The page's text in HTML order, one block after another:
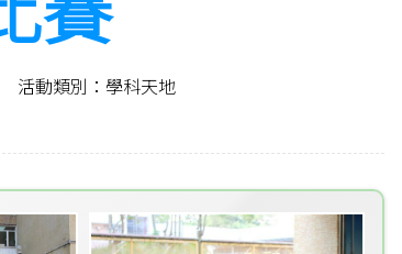
活動類別：學科天地